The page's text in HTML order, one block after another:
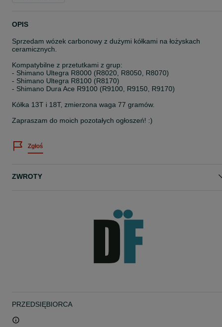
OPIS
Sprzedam wózek carbonowy z dużymi kółkami na łożyskach
ceramicznych.
Kompatybilne z przetutkami z grup:
- Shimano Ultegra R8000 (R8020, R8050, R8070)
- Shimano Ultegra R8100 (R8170)
- Shimano Dura Ace R9100 (R9100, R9150, R9170)
Kółka 13T i 18T, zmierzona waga 77 gramów.
Zapraszam do moich pozotałych ogłoszeń! :)
Zgłoś
ZWROTY
PRZEDSIĘBIORCA